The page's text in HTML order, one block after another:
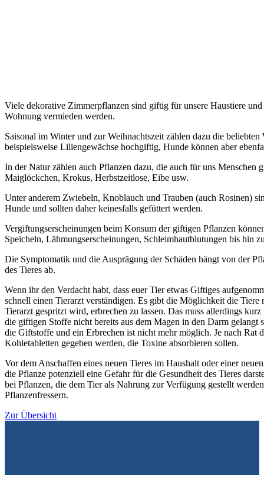
Viele dekorative Zimmerpflanzen sind giftig für unsere Haustiere
Wohnung vermieden werden.
Saisonal im Winter und zur Weihnachtszeit zählen dazu die
beispielsweise Liliengewächse hochgiftig, Hunde können aber
In der Natur zählen auch Pflanzen dazu, die auch für uns Menschen
Maiglöckchen, Krokus, Herbstzeitlose, Eibe usw.
Unter anderem Zwiebeln, Knoblauch und Trauben (auch Rosinen)
Hunde und sollten daher keinesfalls gefüttert werden.
Vergiftungserscheinungen beim Konsum der giftigen Pflanzen
Speicheln, Lähmungserscheinungen, Schleimhautblutungen bis hin
Die Symptomatik und die Ausprägung der Schäden hängt von der
des Tieres ab.
Wenn ihr den Verdacht habt, dass euer Tier etwas Giftiges
schnell einen Tierarzt verständigen. Es gibt die Möglichkeit die
Tierarzt gespritzt wird, erbrechen zu lassen. Das muss allerdings
die giftigen Stoffe nicht bereits aus dem Magen in den Darm gelangt
die Giftstoffe und ein Erbrechen ist nicht mehr möglich. Je nach Rat
Kohletabletten gegeben werden, die Toxine absorbieren sollen.
Vor dem Anschaffen eines neuen Tieres im Haushalt oder einer
die Pflanze potenziell eine Gefahr für die Gesundheit des Tieres
bei Pflanzen, die dem Tier als Nahrung zur Verfügung gestellt
Pflanzenfressern.
Zur Übersicht